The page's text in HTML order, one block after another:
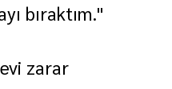
bıraktım."
zarar